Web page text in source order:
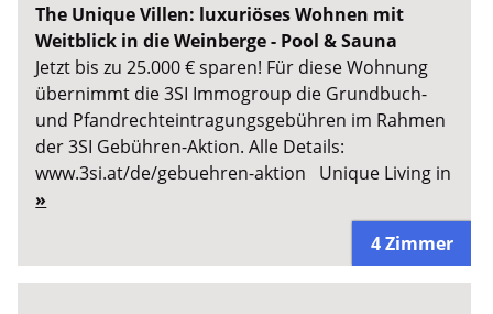
The Unique Villen: luxuriöses Wohnen mit
Weitblick in die Weinberge - Pool & Sauna
Jetzt bis zu 25.000 € sparen! Für diese Wohnung
übernimmt die 3SI Immogroup die Grundbuch-
und Pfandrechteintragungsgebühren im Rahmen
der 3SI Gebühren-Aktion. Alle Details:
www.3si.at/de/gebuehren-aktion Unique Living in
»
4 Zimmer